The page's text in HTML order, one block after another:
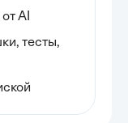
AI
тесты,